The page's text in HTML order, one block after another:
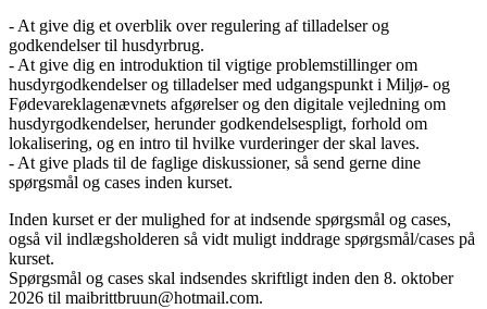
- At give dig et overblik over regulering af tilladelser og
godkendelser til husdyrbrug.
- At give dig en introduktion til vigtige problemstillinger om
husdyrgodkendelser og tilladelser med udgangspunkt i Miljø- og
Fødevareklagenævnets afgørelser og den digitale vejledning om
husdyrgodkendelser, herunder godkendelsespligt, forhold om
lokalisering, og en intro til hvilke vurderinger der skal laves.
- At give plads til de faglige diskussioner, så send gerne dine
spørgsmål og cases inden kurset.
Inden kurset er der mulighed for at indsende spørgsmål og cases,
også vil indlægsholderen så vidt muligt inddrage spørgsmål/cases på
kurset.
Spørgsmål og cases skal indsendes skriftligt inden den 8. oktober
2026 til maibrittbruun@hotmail.com.